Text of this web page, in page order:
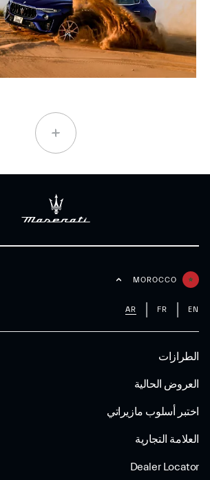
الطرازات
العروض الحالية
اختبر أسلوب مازیراتي
العلامة التجارية
Dealer Locator
MOROCCO
EN
FR
AR